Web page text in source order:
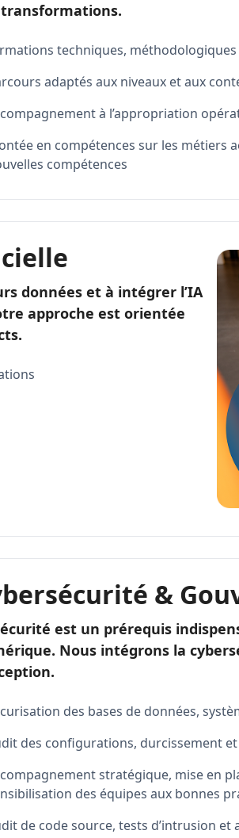
techniques,
adaptés aux niveaux et aux
à l’appropriation
en compétences sur les métiers
compétences
données et à intégrer l’IA
approche est orientée
&
est un prérequis
Nous intégrons la
des bases de données,
des configurations, durcissement
stratégique, mise en
des équipes aux bonnes
de code source, tests d’intrusion et